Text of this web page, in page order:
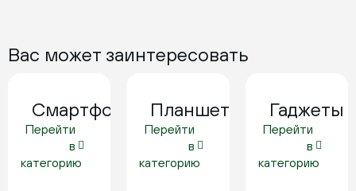
Вас может заинтересовать
Смартфоны
Перейти
в
категорию
Планшеты
Перейти
в
категорию
Гаджеты
Перейти
в
категорию